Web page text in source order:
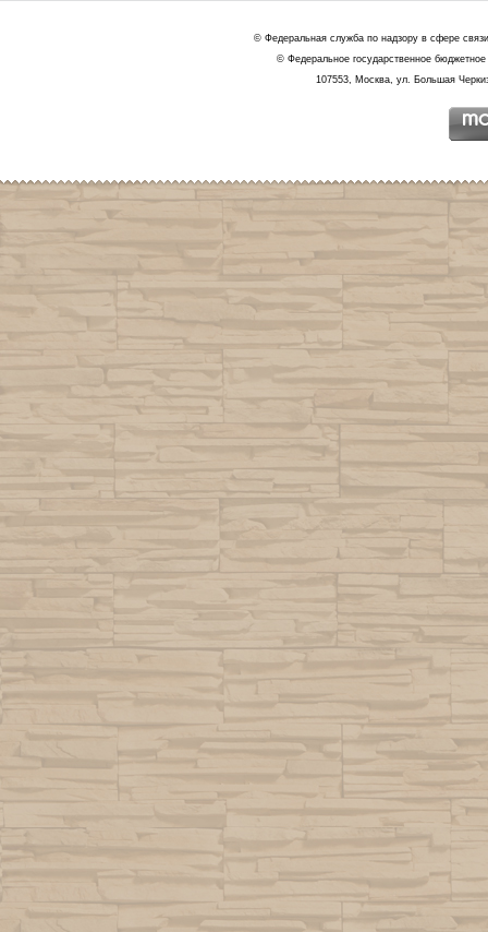
© Федеральная служба по надзору в сфере
© Федеральное государственное
107553, Москва, ул. Большая